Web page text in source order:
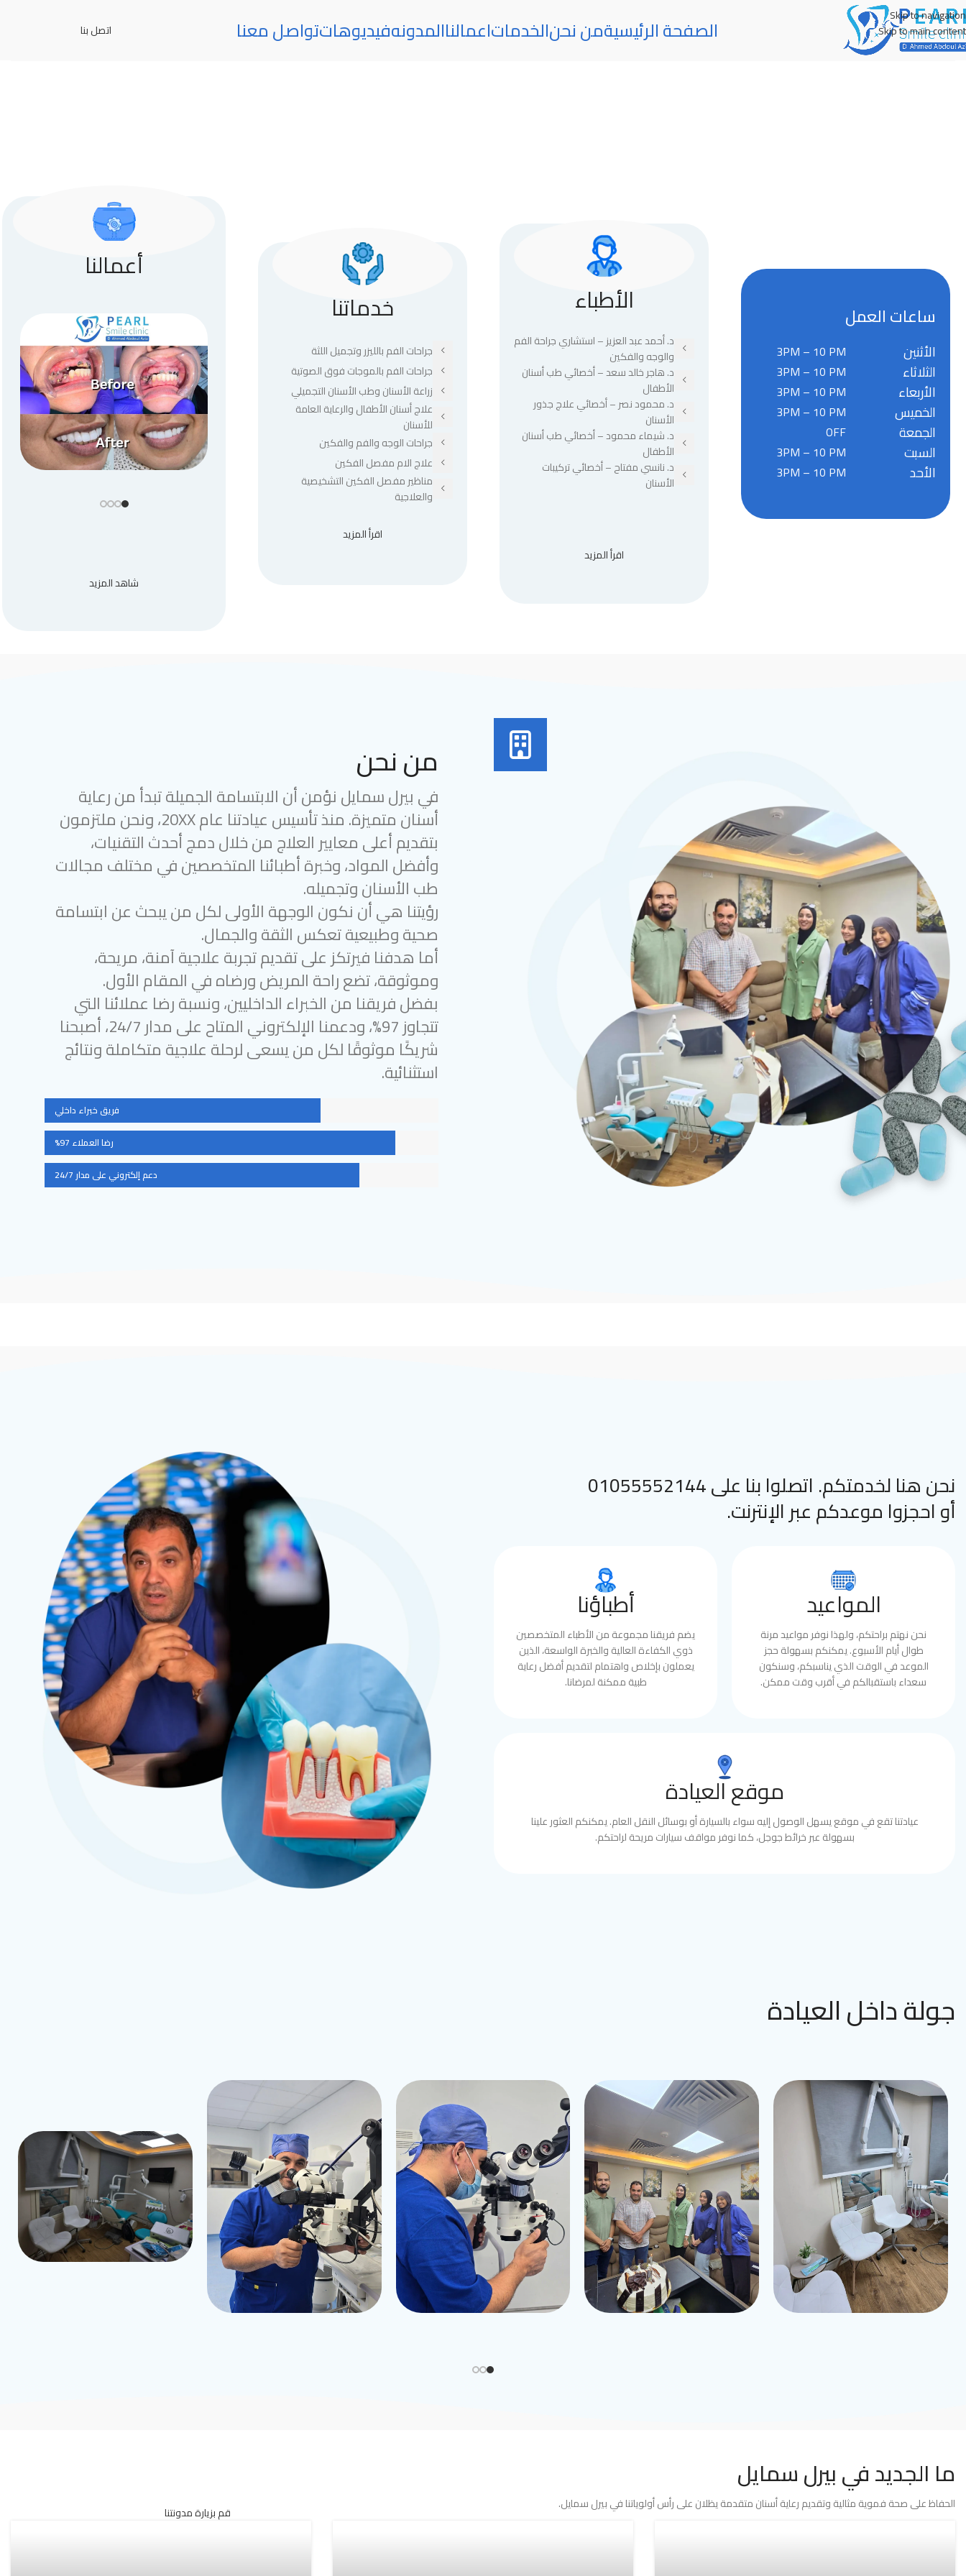
Skip to navigation
Skip to main content
الصفحة الرئيسيةمن نحنالخدماتاعمالناالمدونهفيديوهاتتواصل معنا اتصل بنا
ساعات العمل
3PM – 10 PM الأثنين
3PM – 10 PM الثلاثاء
3PM – 10 PM الأربعاء
3PM – 10 PM الخميس
OFF الجمعة
3PM – 10 PM السبت
3PM – 10 PM الأحد
الأطباء
د. أحمد عبد العزيز – استشاري جراحة الفم
والوجه والفكين
د. هاجر خالد سعد – أخصائي طب أسنان
الأطفال
د. محمود نصر – أخصائي علاج جذور
الأسنان
د. شيماء محمود – أخصائي طب أسنان
الأطفال
د. نانسي مفتاح – أخصائي تركيبات
الأسنان
اقرأ المزيد
خدماتنا
جراحات الفم بالليزر وتجميل اللثة
جراحات الفم بالموجات فوق الصوتية
زراعة الأسنان وطب الأسنان التجميلي
علاج أسنان الأطفال والرعاية العامة
للأسنان
جراحات الوجه والفم والفكين
علاج الام مفصل الفكين
مناظير مفصل الفكين التشخيصية
والعلاجية
اقرأ المزيد
أعمالنا
شاهد المزيد
من نحن
في بيرل سمايل نؤمن أن الابتسامة الجميلة تبدأ من رعاية
أسنان متميزة. منذ تأسيس عيادتنا عام 20XX، ونحن ملتزمون
بتقديم أعلى معايير العلاج من خلال دمج أحدث التقنيات،
وأفضل المواد، وخبرة أطبائنا المتخصصين في مختلف مجالات
طب الأسنان وتجميله.
رؤيتنا هي أن نكون الوجهة الأولى لكل من يبحث عن ابتسامة
صحية وطبيعية تعكس الثقة والجمال.
أما هدفنا فيرتكز على تقديم تجربة علاجية آمنة، مريحة،
وموثوقة، تضع راحة المريض ورضاه في المقام الأول.
بفضل فريقنا من الخبراء الداخليين، ونسبة رضا عملائنا التي
تتجاوز 97%، ودعمنا الإلكتروني المتاح على مدار 24/7، أصبحنا
شريكًا موثوقًا لكل من يسعى لرحلة علاجية متكاملة ونتائج
استثنائية.
فريق خبراء داخلي
رضا العملاء 97%
دعم إلكتروني على مدار 24/7
نحن هنا لخدمتكم. اتصلوا بنا على 01055552144
أو احجزوا موعدكم عبر الإنترنت.
أطباؤنا
يضم فريقنا مجموعة من الأطباء المتخصصين
ذوي الكفاءة العالية والخبرة الواسعة، الذين
يعملون بإخلاص واهتمام لتقديم أفضل رعاية
طبية ممكنة لمرضانا.
المواعيد
نحن نهتم براحتكم، ولهذا نوفر مواعيد مرنة
طوال أيام الأسبوع. يمكنكم بسهولة حجز
الموعد في الوقت الذي يناسبكم، وسنكون
سعداء باستقبالكم في أقرب وقت ممكن.
موقع العيادة
عيادتنا تقع في موقع يسهل الوصول إليه سواء بالسيارة أو بوسائل النقل العام. يمكنكم العثور علينا
بسهولة عبر خرائط جوجل، كما نوفر مواقف سيارات مريحة لراحتكم.
جولة داخل العيادة
قم بزيارة مدونتنا
ما الجديد في بيرل سمايل
الحفاظ على صحة فموية مثالية وتقديم رعاية أسنان متقدمة يظلان على رأس أولوياتنا في بيرل سمايل.